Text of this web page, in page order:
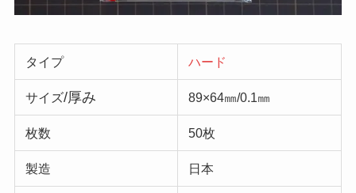
タイプ ハード
サイズ/厚み 89×64㎜/0.1㎜
枚数 50枚
製造 日本